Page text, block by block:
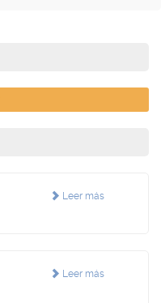
Leer más
Leer más